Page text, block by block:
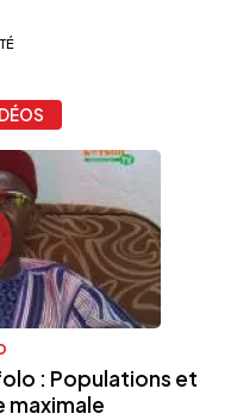
: Populations et
maximale